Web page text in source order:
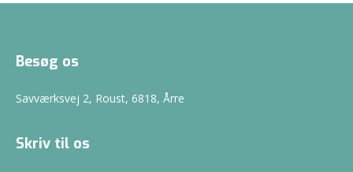
Besøg os
Savværksvej 2, Roust, 6818, Årre
Skriv til os